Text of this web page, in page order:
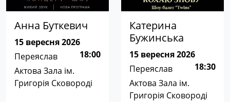
Анна Буткевич
15 вересня 2026
18:00
Переяслав
Актова Зала ім.
Григорія Сковороді
Катерина
Бужинська
15 вересня 2026
18:30
Переяслав
Актова Зала ім.
Григорія Сковороді